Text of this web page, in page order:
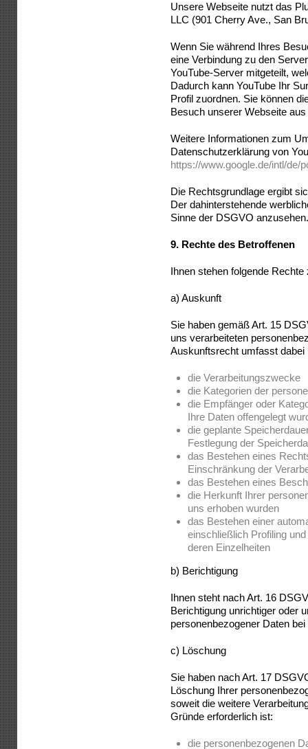
Unsere Webseite nutzt das
LLC (901 Cherry Ave., San
Wenn Sie während Ihres
eine Verbindung zu den
YouTube-Server mitgeteilt,
Dadurch kann YouTube Ihr
Profil zuordnen. Sie können
Besuch unserer Webseite
Weitere Informationen zum
Datenschutzerklärung von
https://www.google.de/intl/de/
Die Rechtsgrundlage ergibt
Der dahinterstehende
Sinne der DSGVO anzusehen.
9. Rechte des Betroffenen
Ihnen stehen folgende Rechte
a) Auskunft
Sie haben gemäß Art. 15
uns verarbeiteten
Auskunftsrecht umfasst dabei
die Verarbeitungszwecke
die Kategorien der
die Empfänger oder
Ihre Daten offengelegt
die geplante
Festlegung der
das Bestehen eines
Einschränkung der
das Bestehen eines
die Herkunft Ihrer
uns erhoben wurden
das Bestehen einer
einschließlich Profiling
deren Einzelheiten
b) Berichtigung
Ihnen steht nach Art. 16
Berichtigung unrichtiger oder
personenbezogener Daten
c) Löschung
Sie haben nach Art. 17
Löschung Ihrer
soweit die weitere
Gründe erforderlich ist:
die personenbezogenen